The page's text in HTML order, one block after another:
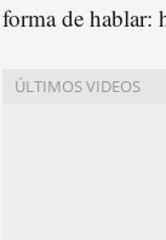
forma de hablar: